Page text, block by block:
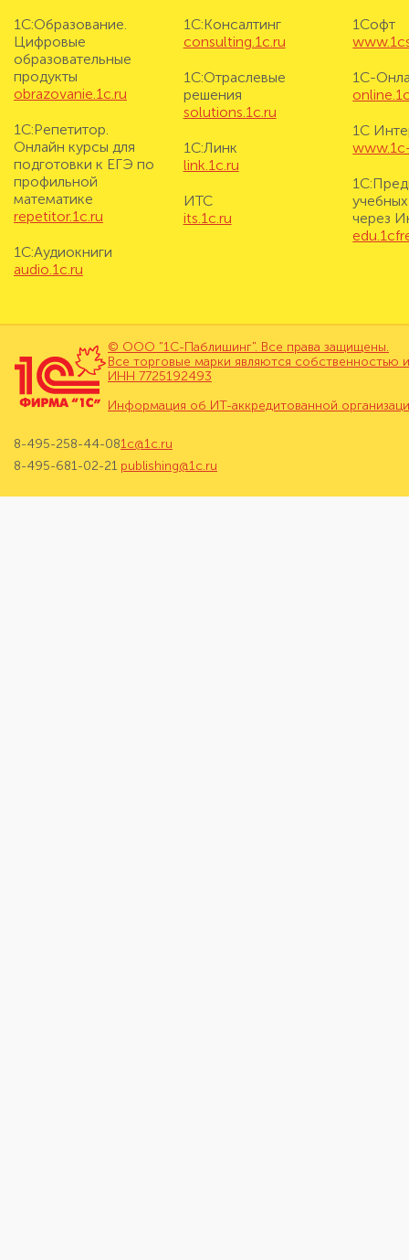
1С:Образование.
Цифровые
образовательные
продукты
obrazovanie.1c.ru
1С:Репетитор.
Онлайн курсы для
подготовки к ЕГЭ по
профильной
математике
repetitor.1c.ru
1С:Аудиокниги
audio.1c.ru
1С:Консалтинг
consulting.1c.ru
1С:Отраслевые
решения
solutions.1c.ru
1С:Линк
link.1c.ru
ИТС
its.1c.ru
1Софт
1С-
1С
через
© ООО "1С-Паблишинг". Все права защищены.
Все торговые марки являются собственностью
ИНН 7725192493
Информация об ИТ-аккредитованной
8-495-258-44-08
8-495-681-02-21
1c@1c.ru
publishing@1c.ru